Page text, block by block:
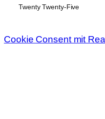
Twenty Twenty-Five
Cookie Consent mit